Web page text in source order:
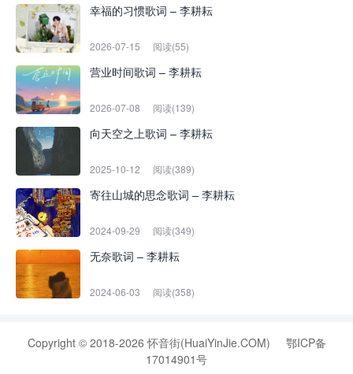
幸福的习惯歌词 – 李耕耘
2026-07-15 阅读(55)
营业时间歌词 – 李耕耘
2026-07-08 阅读(139)
向天空之上歌词 – 李耕耘
2025-10-12 阅读(389)
寄往山城的思念歌词 – 李耕耘
2024-09-29 阅读(349)
无奈歌词 – 李耕耘
2024-06-03 阅读(358)
Copyright © 2018-2026 怀音街(HuaiYinJie.COM)
鄂ICP备
17014901号